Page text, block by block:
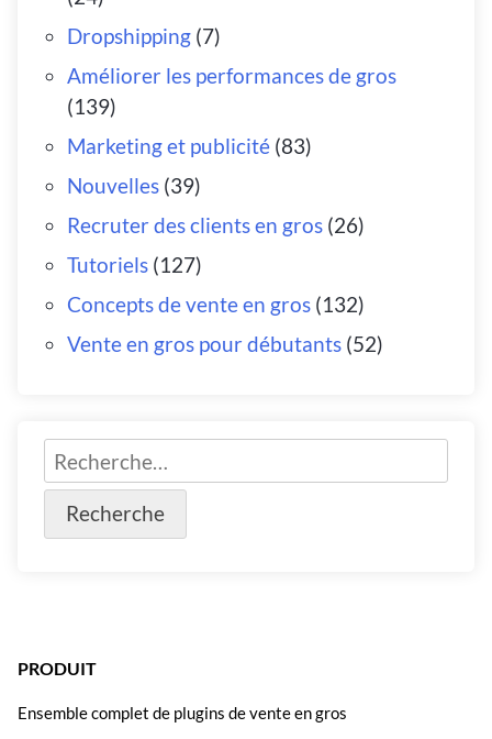
Dropshipping(7)
Améliorer les performances de gros
(139)
Marketing et publicité(83)
Nouvelles(39)
Recruter des clients en gros(26)
Tutoriels(127)
Concepts de vente en gros(132)
Vente en gros pour débutants(52)
PRODUIT
Ensemble complet de plugins de vente en gros